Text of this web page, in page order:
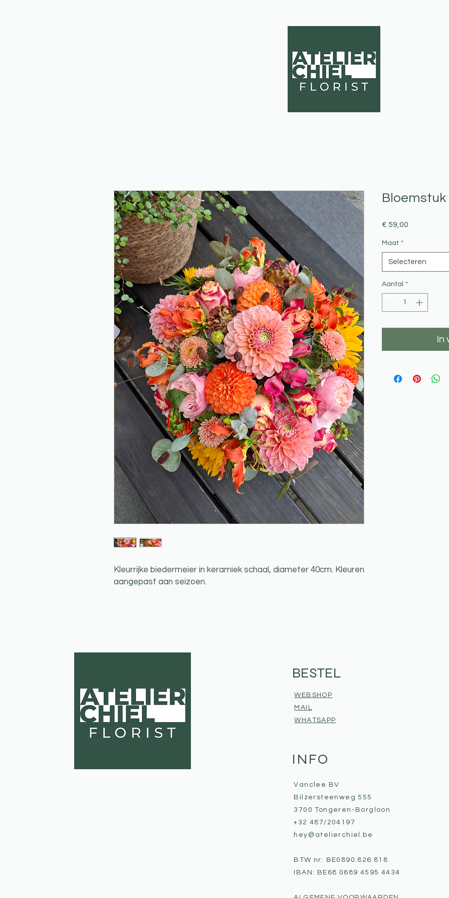
Kleurrijke biedermeier in keramiek schaal, diameter 40cm. Kleuren
aangepast aan seizoen.
€ 59,00
Maat *
Selecteren
Aantal *
BESTEL
WEBSHOP
MAIL
WHATSAPP
INFO
Vanclee BV
Bilzersteenweg 555
3700 Tongeren-Borgloon
+32 487/204197
hey@atelierchiel.be
BTW nr: BE0890.826.818
IBAN: BE68 0689 4595 4434